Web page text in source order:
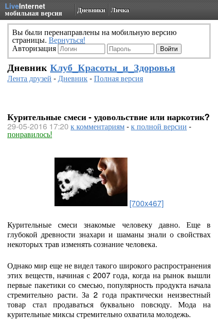
LiveInternet
мобильная версия Дневники Личка
Вы были перенаправлены на мобильную версию
страницы. Вернуться!
Авторизация
Дневник Клуб_Красоты_и_Здоровья
Лента друзей -Дневник-Полная версия
Курительные смеси - удовольствие или наркотик?
29-05-2016 17:20 к комментариям-к полной версии -
понравилось!
[700x467]
Курительные смеси знакомые человеку давно. Еще в
глубокой древности знахари и шаманы знали о свойствах
некоторых трав изменять сознание человека.
Однако мир еще не видел такого широкого распространения
этих веществ, начиная с 2007 года, когда на рынок вышли
первые пакетики со смесью, популярность продукта начала
стремительно расти. За 2 года практически неизвестный
товар стал продаваться буквально повсюду. Мода на
курительные миксы стремительно охватила молодежь.